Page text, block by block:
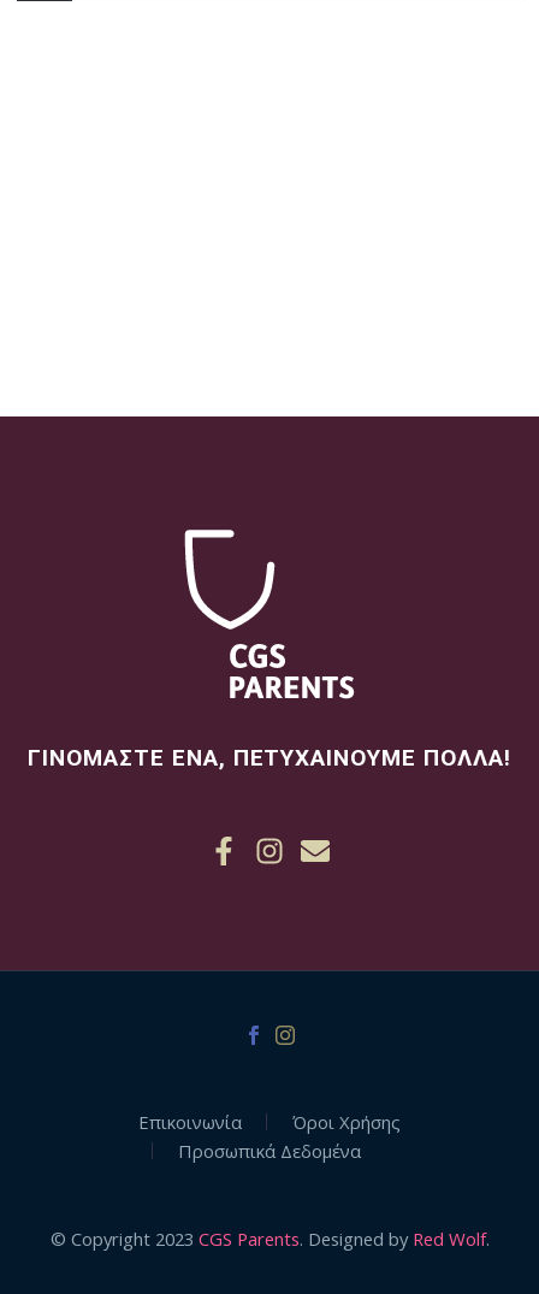
ΓΙΝΟΜΑΣΤΕ ΕΝΑ, ΠΕΤΥΧΑΙΝΟΥΜΕ ΠΟΛΛΑ!
Επικοινωνία
Όροι Χρήσης
Προσωπικά Δεδομένα
© Copyright 2023 CGS Parents. Designed by Red Wolf.